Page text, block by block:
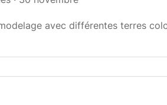
diverses.
avec différentes terres